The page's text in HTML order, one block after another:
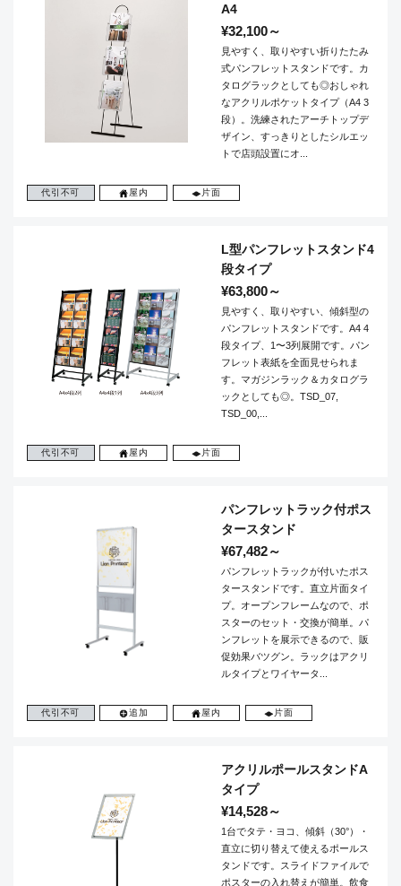
A4
¥32,100～
見やすく、取りやすい折りたたみ
式パンフレットスタンドです。カ
タログラックとしても◎おしゃれ
なアクリルポケットタイプ（A4 3
段）。洗練されたアーチトップデ
ザイン、すっきりとしたシルエッ
トで店頭設置にオ...
代引不可 屋内 片面
L型パンフレットスタンド4
段タイプ
¥63,800～
見やすく、取りやすい、傾斜型の
パンフレットスタンドです。A4 4
段タイプ、1〜3列展開です。パン
フレット表紙を全面見せられま
す。マガジンラック＆カタログラ
ックとしても◎。TSD_07,
TSD_00,...
代引不可 屋内 片面
パンフレットラック付ポス
タースタンド
¥67,482～
パンフレットラックが付いたポス
タースタンドです。直立片面タイ
プ。オープンフレームなので、ポ
スターのセット・交換が簡単。パ
ンフレットを展示できるので、販
促効果バツグン。ラックはアクリ
ルタイプとワイヤータ...
代引不可 追加 屋内 片面
アクリルポールスタンドA
タイプ
¥14,528～
1台でタテ・ヨコ、傾斜（30°）・
直立に切り替えて使えるポールス
タンドです。スライドファイルで
ポスターの入れ替えが簡単。飲食